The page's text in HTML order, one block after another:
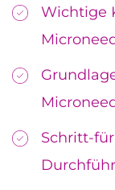
Wichtige
Schritt-